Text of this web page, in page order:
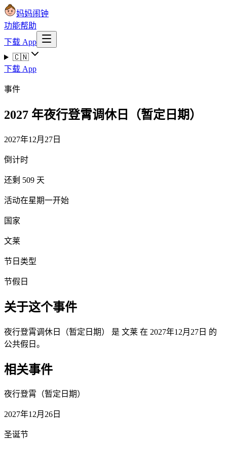
妈妈闹钟
功能帮助
下载 App
🇨🇳
下载 App
事件
2027 年夜行登霄调休日（暂定日期）
2027年12月27日
倒计时
还剩 509 天
活动在星期一开始
国家
文莱
节日类型
节假日
关于这个事件
夜行登霄调休日（暂定日期） 是 文莱 在 2027年12月27日 的
公共假日。
相关事件
夜行登霄（暂定日期）
2027年12月26日
圣诞节